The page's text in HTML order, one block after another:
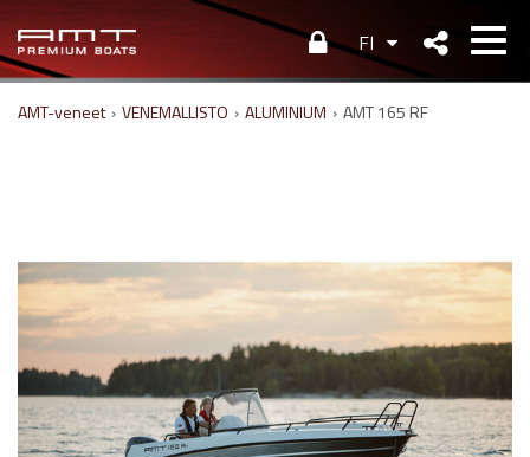
FI
AMT-veneet › VENEMALLISTO › ALUMINIUM › AMT 165 RF